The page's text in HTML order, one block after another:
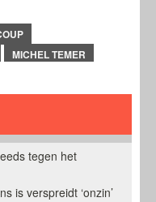
MICHEL TEMER
tegen het
is verspreidt ‘onzin’